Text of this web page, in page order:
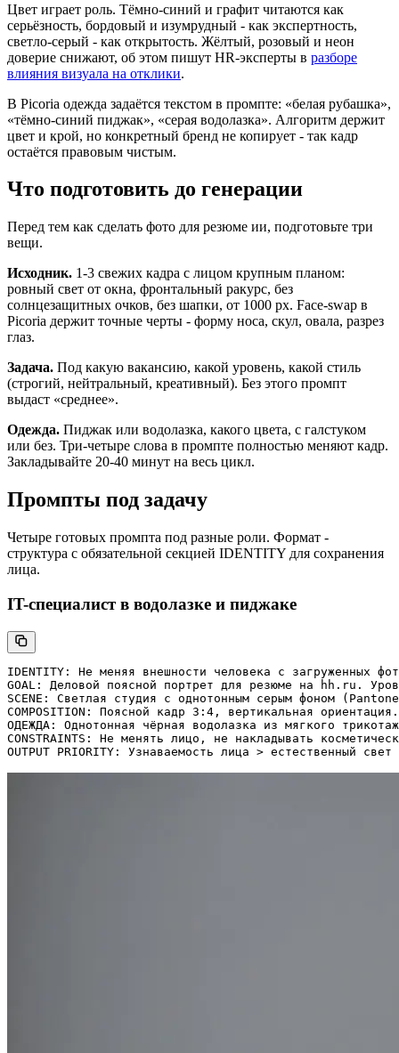
Цвет играет роль. Тёмно-синий и графит читаются как
серьёзность, бордовый и изумрудный - как экспертность,
светло-серый - как открытость. Жёлтый, розовый и неон
доверие снижают, об этом пишут HR-эксперты в разборе
влияния визуала на отклики.
В Picoria одежда задаётся текстом в промпте: «белая рубашка»,
«тёмно-синий пиджак», «серая водолазка». Алгоритм держит
цвет и крой, но конкретный бренд не копирует - так кадр
остаётся правовым чистым.
Что подготовить до генерации
Перед тем как сделать фото для резюме ии, подготовьте три
вещи.
Исходник. 1-3 свежих кадра с лицом крупным планом:
ровный свет от окна, фронтальный ракурс, без
солнцезащитных очков, без шапки, от 1000 px. Face-swap в
Picoria держит точные черты - форму носа, скул, овала, разрез
глаз.
Задача. Под какую вакансию, какой уровень, какой стиль
(строгий, нейтральный, креативный). Без этого промпт
выдаст «среднее».
Одежда. Пиджак или водолазка, какого цвета, с галстуком
или без. Три-четыре слова в промпте полностью меняют кадр.
Закладывайте 20-40 минут на весь цикл.
Промпты под задачу
Четыре готовых промпта под разные роли. Формат -
структура с обязательной секцией IDENTITY для сохранения
лица.
IT-специалист в водолазке и пиджаке
IDENTITY: Не меняя внешности человека с загруженных
GOAL: Деловой поясной портрет для резюме на hh.ru.
SCENE: Светлая студия с однотонным серым фоном
COMPOSITION: Поясной кадр 3:4, вертикальная
ОДЕЖДА: Однотонная чёрная водолазка из мягкого
CONSTRAINTS: Не менять лицо, не накладывать